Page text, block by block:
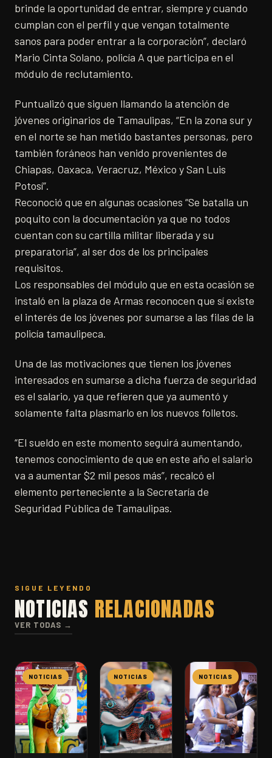
brinde la oportunidad de entrar, siempre y cuando
cumplan con el perfil y que vengan totalmente
sanos para poder entrar a la corporación”, declaró
Mario Cinta Solano, policía A que participa en el
módulo de reclutamiento.
Puntualizó que siguen llamando la atención de
jóvenes originarios de Tamaulipas, “En la zona sur y
en el norte se han metido bastantes personas, pero
también foráneos han venido provenientes de
Chiapas, Oaxaca, Veracruz, México y San Luis
Potosí”.
Reconoció que en algunas ocasiones “Se batalla un
poquito con la documentación ya que no todos
cuentan con su cartilla militar liberada y su
preparatoria”, al ser dos de los principales
requisitos.
Los responsables del módulo que en esta ocasión se
instaló en la plaza de Armas reconocen que sí existe
el interés de los jóvenes por sumarse a las filas de la
policía tamaulipeca.
Una de las motivaciones que tienen los jóvenes
interesados en sumarse a dicha fuerza de seguridad
es el salario, ya que refieren que ya aumentó y
solamente falta plasmarlo en los nuevos folletos.
“El sueldo en este momento seguirá aumentando,
tenemos conocimiento de que en este año el salario
va a aumentar $2 mil pesos más”, recalcó el
elemento perteneciente a la Secretaría de
Seguridad Pública de Tamaulipas.
SIGUE LEYENDO
NOTICIAS RELACIONADAS
VER TODAS →
NOTICIAS NOTICIAS NOTICIAS